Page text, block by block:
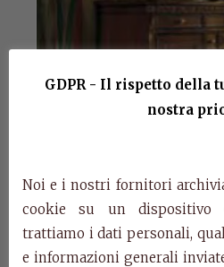
GDPR - Il rispetto della
nostra
Noi e i nostri fornitori
cookie su un dispositivo
trattiamo i dati personali,
e informazioni generali